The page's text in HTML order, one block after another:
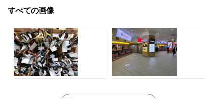
すべての画像